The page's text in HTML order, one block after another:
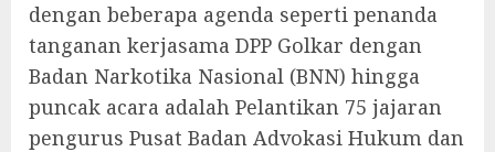
dengan beberapa agenda seperti penanda
tanganan kerjasama DPP Golkar dengan
Badan Narkotika Nasional (BNN) hingga
puncak acara adalah Pelantikan 75 jajaran
pengurus Pusat Badan Advokasi Hukum dan